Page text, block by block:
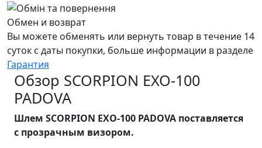
Обмен и возврат
Вы можете обменять или вернуть товар в течение 14
суток с даты покупки, больше информации в разделе
Гарантия
Обзор SCORPION EXO-100
PADOVA
Шлем SCORPION EXO-100 PADOVA поставляется
с прозрачным визором.